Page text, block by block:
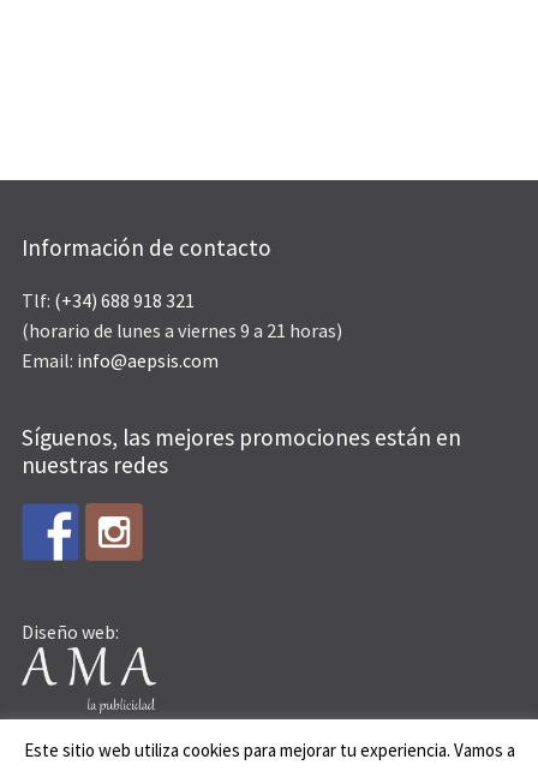
Información de contacto
Tlf: (+34) 688 918 321
(horario de lunes a viernes 9 a 21 horas)
Email: info@aepsis.com
Síguenos, las mejores promociones están en
nuestras redes
Diseño web:
Este sitio web utiliza cookies para mejorar tu experiencia. Vamos a